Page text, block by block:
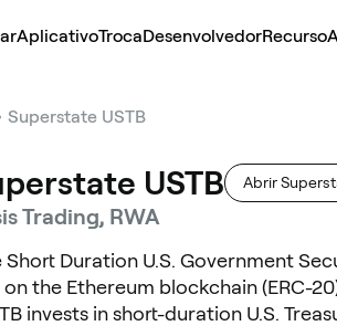
AplicativoTrocaDesenvolvedorRecurso
Superstate USTB
USTB Abrir
Trading, RWA
Duration U.S. Government
the Ethereum blockchain (ERC-
invests in short-duration U.S.